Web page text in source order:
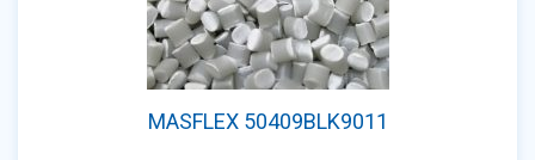
MASFLEX 50409BLK9011